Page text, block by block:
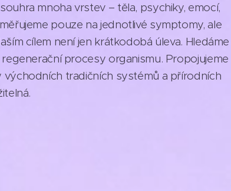
mnoha vrstev – těla, psychiky, emocí,
pouze na jednotlivé symptomy, ale
cílem není jen krátkodobá úleva. Hledáme
procesy organismu. Propojujeme
tradičních systémů a přírodních